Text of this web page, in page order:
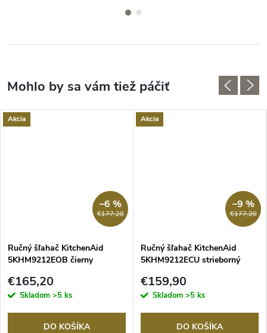
Akcia
€177,20
–6 %
Ručný šľahač KitchenAid
5KHM9212EOB čierny
€165,20
Skladom >5 ks
DO KOŠÍKA
Akcia
€177,20
–9 %
Ručný šľahač KitchenAid
5KHM9212ECU strieborný
€159,90
Skladom >5 ks
DO KOŠÍKA